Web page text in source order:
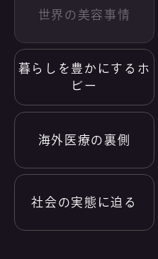
世界の美容事情
暮らしを豊かにするホ
ビー
海外医療の裏側
社会の実態に迫る